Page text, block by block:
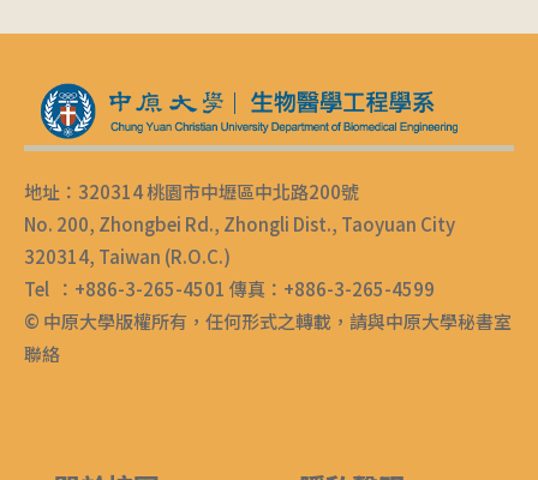
地址：320314 桃園市中壢區中北路200號
No. 200, Zhongbei Rd., Zhongli Dist., Taoyuan City
320314, Taiwan (R.O.C.)
Tel ：+886-3-265-4501 傳真：+886-3-265-4599
© 中原大學版權所有，任何形式之轉載，請與中原大學秘書室
聯絡